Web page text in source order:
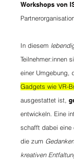
Workshops von
In diesem
Teilnehmer:innen
einer Umgebung,
Gadgets wie VR-
ausgestattet ist,
entwickeln. Eine
schafft dabei eine
die zum
kreativen